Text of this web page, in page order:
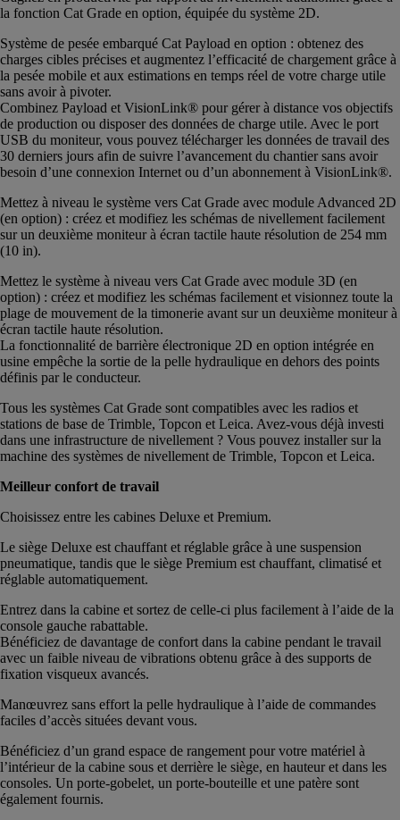
la fonction Cat Grade en option, équipée du système 2D.
Système de pesée embarqué Cat Payload en option : obtenez des
charges cibles précises et augmentez l’efficacité de chargement grâce à
la pesée mobile et aux estimations en temps réel de votre charge utile
sans avoir à pivoter.
Combinez Payload et VisionLink® pour gérer à distance vos objectifs
de production ou disposer des données de charge utile. Avec le port
USB du moniteur, vous pouvez télécharger les données de travail des
30 derniers jours afin de suivre l’avancement du chantier sans avoir
besoin d’une connexion Internet ou d’un abonnement à VisionLink®.
Mettez à niveau le système vers Cat Grade avec module Advanced 2D
(en option) : créez et modifiez les schémas de nivellement facilement
sur un deuxième moniteur à écran tactile haute résolution de 254 mm
(10 in).
Mettez le système à niveau vers Cat Grade avec module 3D (en
option) : créez et modifiez les schémas facilement et visionnez toute la
plage de mouvement de la timonerie avant sur un deuxième moniteur à
écran tactile haute résolution.
La fonctionnalité de barrière électronique 2D en option intégrée en
usine empêche la sortie de la pelle hydraulique en dehors des points
définis par le conducteur.
Tous les systèmes Cat Grade sont compatibles avec les radios et
stations de base de Trimble, Topcon et Leica. Avez-vous déjà investi
dans une infrastructure de nivellement ? Vous pouvez installer sur la
machine des systèmes de nivellement de Trimble, Topcon et Leica.
Meilleur confort de travail
Choisissez entre les cabines Deluxe et Premium.
Le siège Deluxe est chauffant et réglable grâce à une suspension
pneumatique, tandis que le siège Premium est chauffant, climatisé et
réglable automatiquement.
Entrez dans la cabine et sortez de celle-ci plus facilement à l’aide de la
console gauche rabattable.
Bénéficiez de davantage de confort dans la cabine pendant le travail
avec un faible niveau de vibrations obtenu grâce à des supports de
fixation visqueux avancés.
Manœuvrez sans effort la pelle hydraulique à l’aide de commandes
faciles d’accès situées devant vous.
Bénéficiez d’un grand espace de rangement pour votre matériel à
l’intérieur de la cabine sous et derrière le siège, en hauteur et dans les
consoles. Un porte-gobelet, un porte-bouteille et une patère sont
également fournis.